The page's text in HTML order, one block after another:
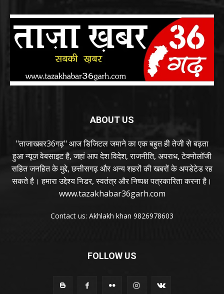
ABOUT US
"ताजाखबर36गढ़" आज डिजिटल जमाने का एक बहुत ही तेजी से बढ़ता
हुआ न्यूज़ वेबसाइट है, जहां आप देश विदेश, राजनीति, अपराध, टेक्नोलॉजी
सहित जनहित के मुद्दे, छत्तीसगढ़ और अन्य शहरों की खबरों के अपडेटेड रह
सकते है। हमारा उद्देश्य निडर, स्वतंत्र और निष्पक्ष पत्रकारिता करना है।
www.tazakhabar36garh.com
Contact us: Akhlakh khan 9826978603
FOLLOW US